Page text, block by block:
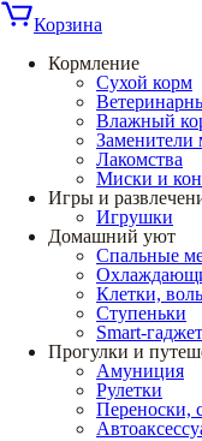
Корзина
Кормление
Сухой корм
Влажный
Заменители
Лакомства
Миски и
Игры и
Игрушки
Домашний уют
Спальные
Клетки,
Ступеньки
Smart-
Прогулки и
Амуниция
Рулетки
Переноски,